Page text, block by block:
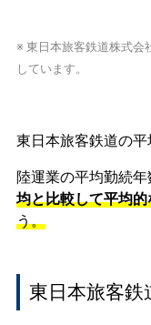
※ 東日本旅客鉄道株式会
しています。
東日本旅客鉄道の
陸運業の平均勤続年
均と比較して平均
う。
東日本旅客鉄